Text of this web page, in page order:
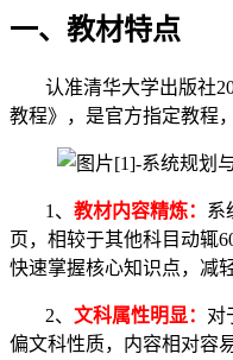
一、 教材特点
认准清华大学出版社
教程》，是官方指定教程
1、 教材内容精炼： 系
页，相较于其他科目动辄
快速掌握核心知识点，减
2、 文科属性明显： 对
偏文科性质，内容相对容